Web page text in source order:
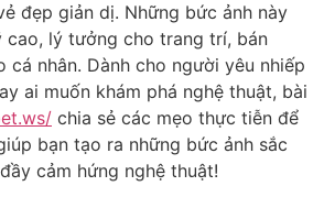
đẹp giản dị. Những bức ảnh này
cao, lý tưởng cho trang trí, bán
cá nhân. Dành cho người yêu nhiếp
ai muốn khám phá nghệ thuật, bài
chia sẻ các mẹo thực tiễn để
bạn tạo ra những bức ảnh sắc
cảm hứng nghệ thuật!